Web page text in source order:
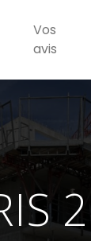
Vos
avis
2